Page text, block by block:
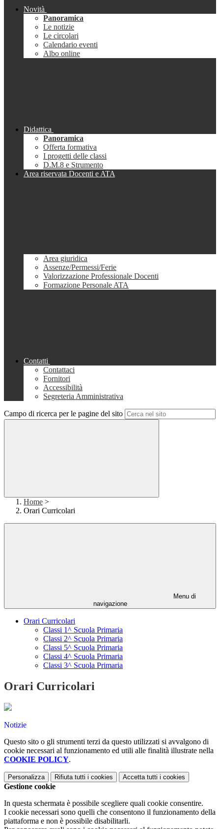
Novità
Panoramica
Le notizie
Le circolari
Calendario eventi
Albo online
Didattica
Panoramica
Offerta formativa
I progetti delle classi
D.M.8 e Strumento
Area riservata Docenti e ATA
Area giuridica
Assenze/Permessi/Ferie
Valorizzazione Professionale Docenti
Formazione Personale ATA
Contatti
Contattaci
Fornitori
Accessibilità
Segreteria Amministrativa
Campo di ricerca per le pagine del sito
Home >
Orari Curricolari
Menu di
navigazione
Orari Curricolari
Classi 1^ Scuola Primaria
Classi 2^ Scuola Primaria
Classi 5^ Scuola Primaria
Classi 4^ Scuola Primaria
Classi 3^ Scuola Primaria
Orari Curricolari
Notizie
Questo sito o gli strumenti terzi da questo utilizzati si avvalgono di
cookie necessari al funzionamento ed utili alle finalità illustrate nella
COOKIE POLICY.
Personalizza Rifiuta tutti i cookies Accetta tutti i cookies
Gestione cookie
In questa schermata è possibile scegliere quali cookie consentire.
I cookie necessari sono quelli che consentono il funzionamento della
piattaforma e non è possibile disabilitarli.